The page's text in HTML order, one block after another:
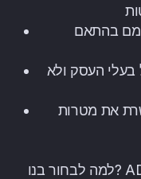
בהתאם
בעלי העסק ולא
את מטרות
למה לבחור בנו? ADMEDIA היא חברת פרסום דיגיטלית